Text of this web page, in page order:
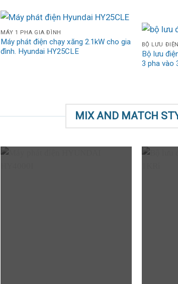
MÁY 1 PHA GIA ĐÌNH
Máy phát điện chạy xăng 2.1kW cho gia
đình. Hyundai HY25CLE
BỘ LƯU ĐIỆN
Bộ lưu
3 pha vào
MIX AND MATCH